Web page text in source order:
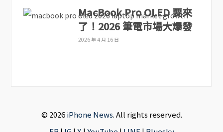
MacBook Pro OLED 要來
了！2026 筆電市場大爆發
2026 年 4 月 16 日
© 2026iPhone News. All rights reserved.